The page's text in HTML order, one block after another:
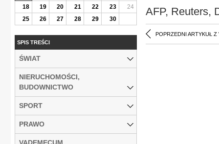
AFP, Reuters,
POPRZEDNI ARTYKUŁ Z
18
19 20 21 22 23
24
25
26 27 28 29 30
SPIS TREŚCI
ŚWIAT
NIERUCHOMOŚCI,
BUDOWNICTWO
SPORT
PRAWO
VADEMECUM